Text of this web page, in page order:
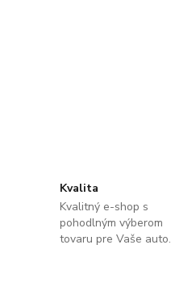
Kvalita
Kvalitný e-shop s
pohodlným výberom
tovaru pre Vaše auto.